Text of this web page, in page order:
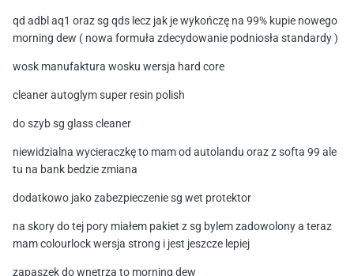
qd adbl aq1 oraz sg qds lecz jak je wykończę na 99% kupie nowego
morning dew ( nowa formuła zdecydowanie podniosła standardy )
wosk manufaktura wosku wersja hard core
cleaner autoglym super resin polish
do szyb sg glass cleaner
niewidzialna wycieraczkę to mam od autolandu oraz z softa 99 ale
tu na bank bedzie zmiana
dodatkowo jako zabezpieczenie sg wet protektor
na skory do tej pory miałem pakiet z sg bylem zadowolony a teraz
mam colourlock wersja strong i jest jeszcze lepiej
zapaszek do wnętrza to morning dew